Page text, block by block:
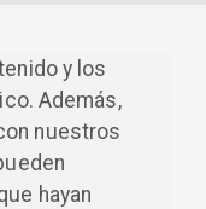
y los
Además,
nuestros
hayan